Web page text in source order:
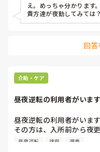
え。めっちゃ分かります
貴方達が夜勤してみては
回答
介助・ケア
昼夜逆転の利用者がいま
昼夜逆転の利用者がいます
その方は、入所前から夜
に寝かすようなことはし
昼夜逆転 徘徊 遅番